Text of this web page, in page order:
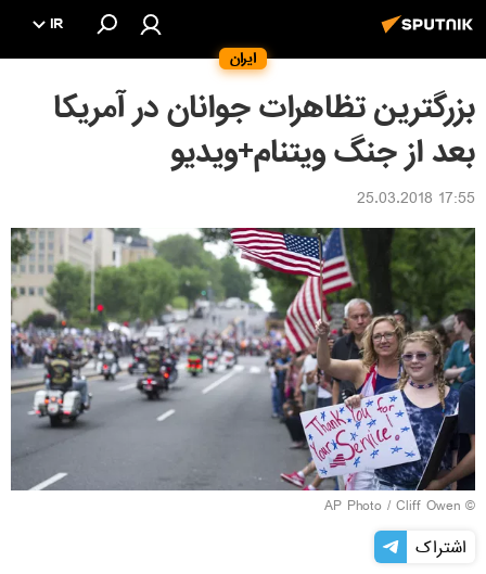
ایران
IR
بزرگترین تظاهرات جوانان در آمریکا
بعد از جنگ ویتنام+ویدیو
17:55 25.03.2018
© AP Photo / Cliff Owen
اشتراک